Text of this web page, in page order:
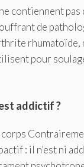
contiennent pas
de
rhumatoïde,
pour
addictif ?
: il n’est ni